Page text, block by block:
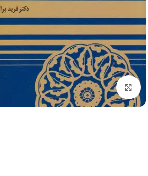
برای بزرگنمایی کلیک کنید